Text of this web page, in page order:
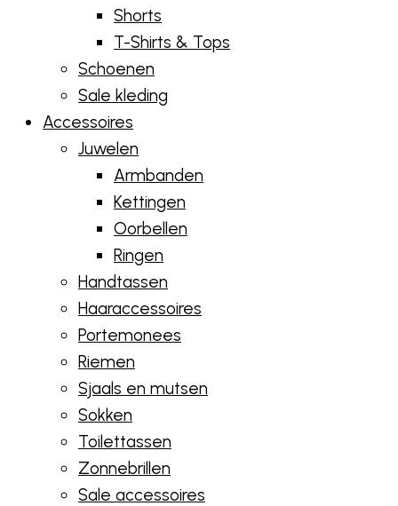
Shorts
T-Shirts & Tops
Schoenen
Sale kleding
Accessoires
Juwelen
Armbanden
Kettingen
Oorbellen
Ringen
Handtassen
Haaraccessoires
Portemonees
Riemen
Sjaals en mutsen
Sokken
Toilettassen
Zonnebrillen
Sale accessoires